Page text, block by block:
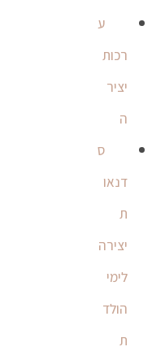
ע
רכות
יציר
ה
ס
דנאו
ת
יצירה
לימי
הולד
ת